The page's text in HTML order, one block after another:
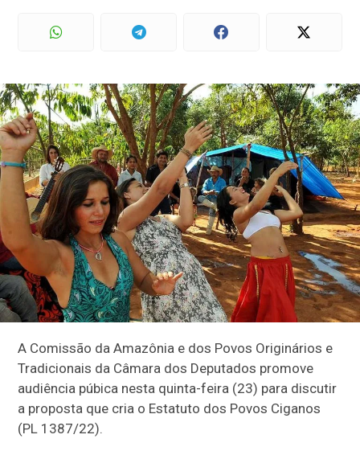
A Comissão da Amazônia e dos Povos Originários e
Tradicionais da Câmara dos Deputados promove
audiência púbica nesta quinta-feira (23) para discutir
a proposta que cria o Estatuto dos Povos Ciganos
(PL 1387/22).